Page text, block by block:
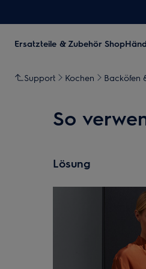
Ersatzteile & Zubehör Shop
Support Kochen Backöfen
So
Lösung